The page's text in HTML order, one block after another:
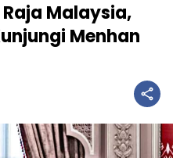
Malaysia,
Menhan